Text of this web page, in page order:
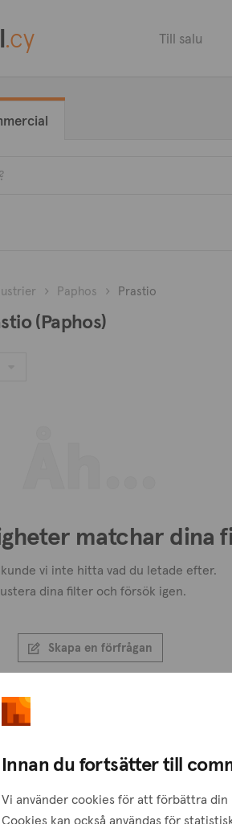
.cy Till salu
Paphos Prastio
(Paphos)
matchar dina
kunde vi inte hitta vad du letade efter.
dina filter och försök igen.
Skapa en förfrågan
Innan du fortsätter till
Vi använder cookies för att förbättra
Cookies kan också användas för